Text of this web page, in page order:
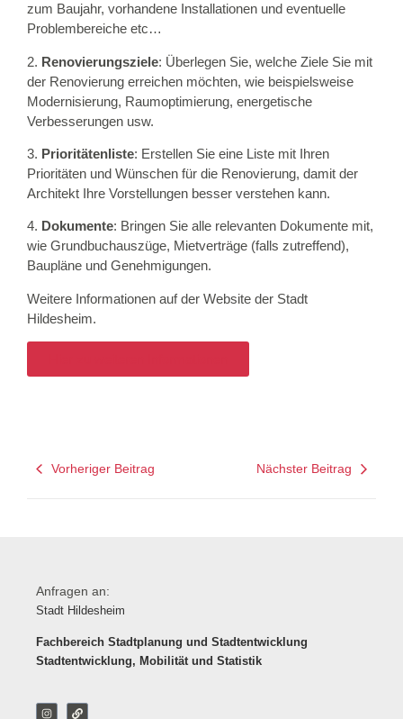
zum Baujahr, vorhandene Installationen und eventuelle
Problembereiche etc…
2. Renovierungsziele: Überlegen Sie, welche Ziele Sie mit
der Renovierung erreichen möchten, wie beispielsweise
Modernisierung, Raumoptimierung, energetische
Verbesserungen usw.
3. Prioritätenliste: Erstellen Sie eine Liste mit Ihren
Prioritäten und Wünschen für die Renovierung, damit der
Architekt Ihre Vorstellungen besser verstehen kann.
4. Dokumente: Bringen Sie alle relevanten Dokumente mit,
wie Grundbuchauszüge, Mietverträge (falls zutreffend),
Baupläne und Genehmigungen.
Weitere Informationen auf der Website der Stadt
Hildesheim.
Vorheriger Beitrag Nächster Beitrag
Anfragen an:
Stadt Hildesheim
Fachbereich Stadtplanung und Stadtentwicklung
Stadtentwicklung, Mobilität und Statistik